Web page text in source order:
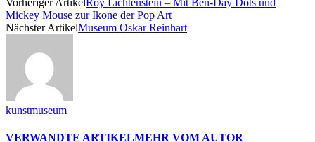
Vorheriger ArtikelRoy Lichtenstein – Mit Ben-Day Dots und
Mickey Mouse zur Ikone der Pop Art
Nächster ArtikelMuseum Oskar Reinhart
kunstmuseum
VERWANDTE ARTIKELMEHR VOM AUTOR